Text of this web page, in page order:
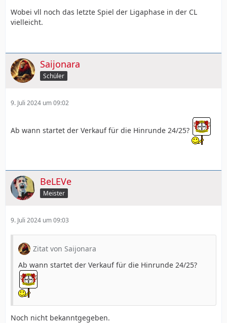
Wobei vll noch das letzte Spiel der Ligaphase in der CL
vielleicht.
Saijonara
Schüler
9. Juli 2024 um 09:02
Ab wann startet der Verkauf für die Hinrunde 24/25?
BeLEVe
Meister
9. Juli 2024 um 09:03
Zitat von Saijonara
Ab wann startet der Verkauf für die Hinrunde 24/25?
Noch nicht bekanntgegeben.